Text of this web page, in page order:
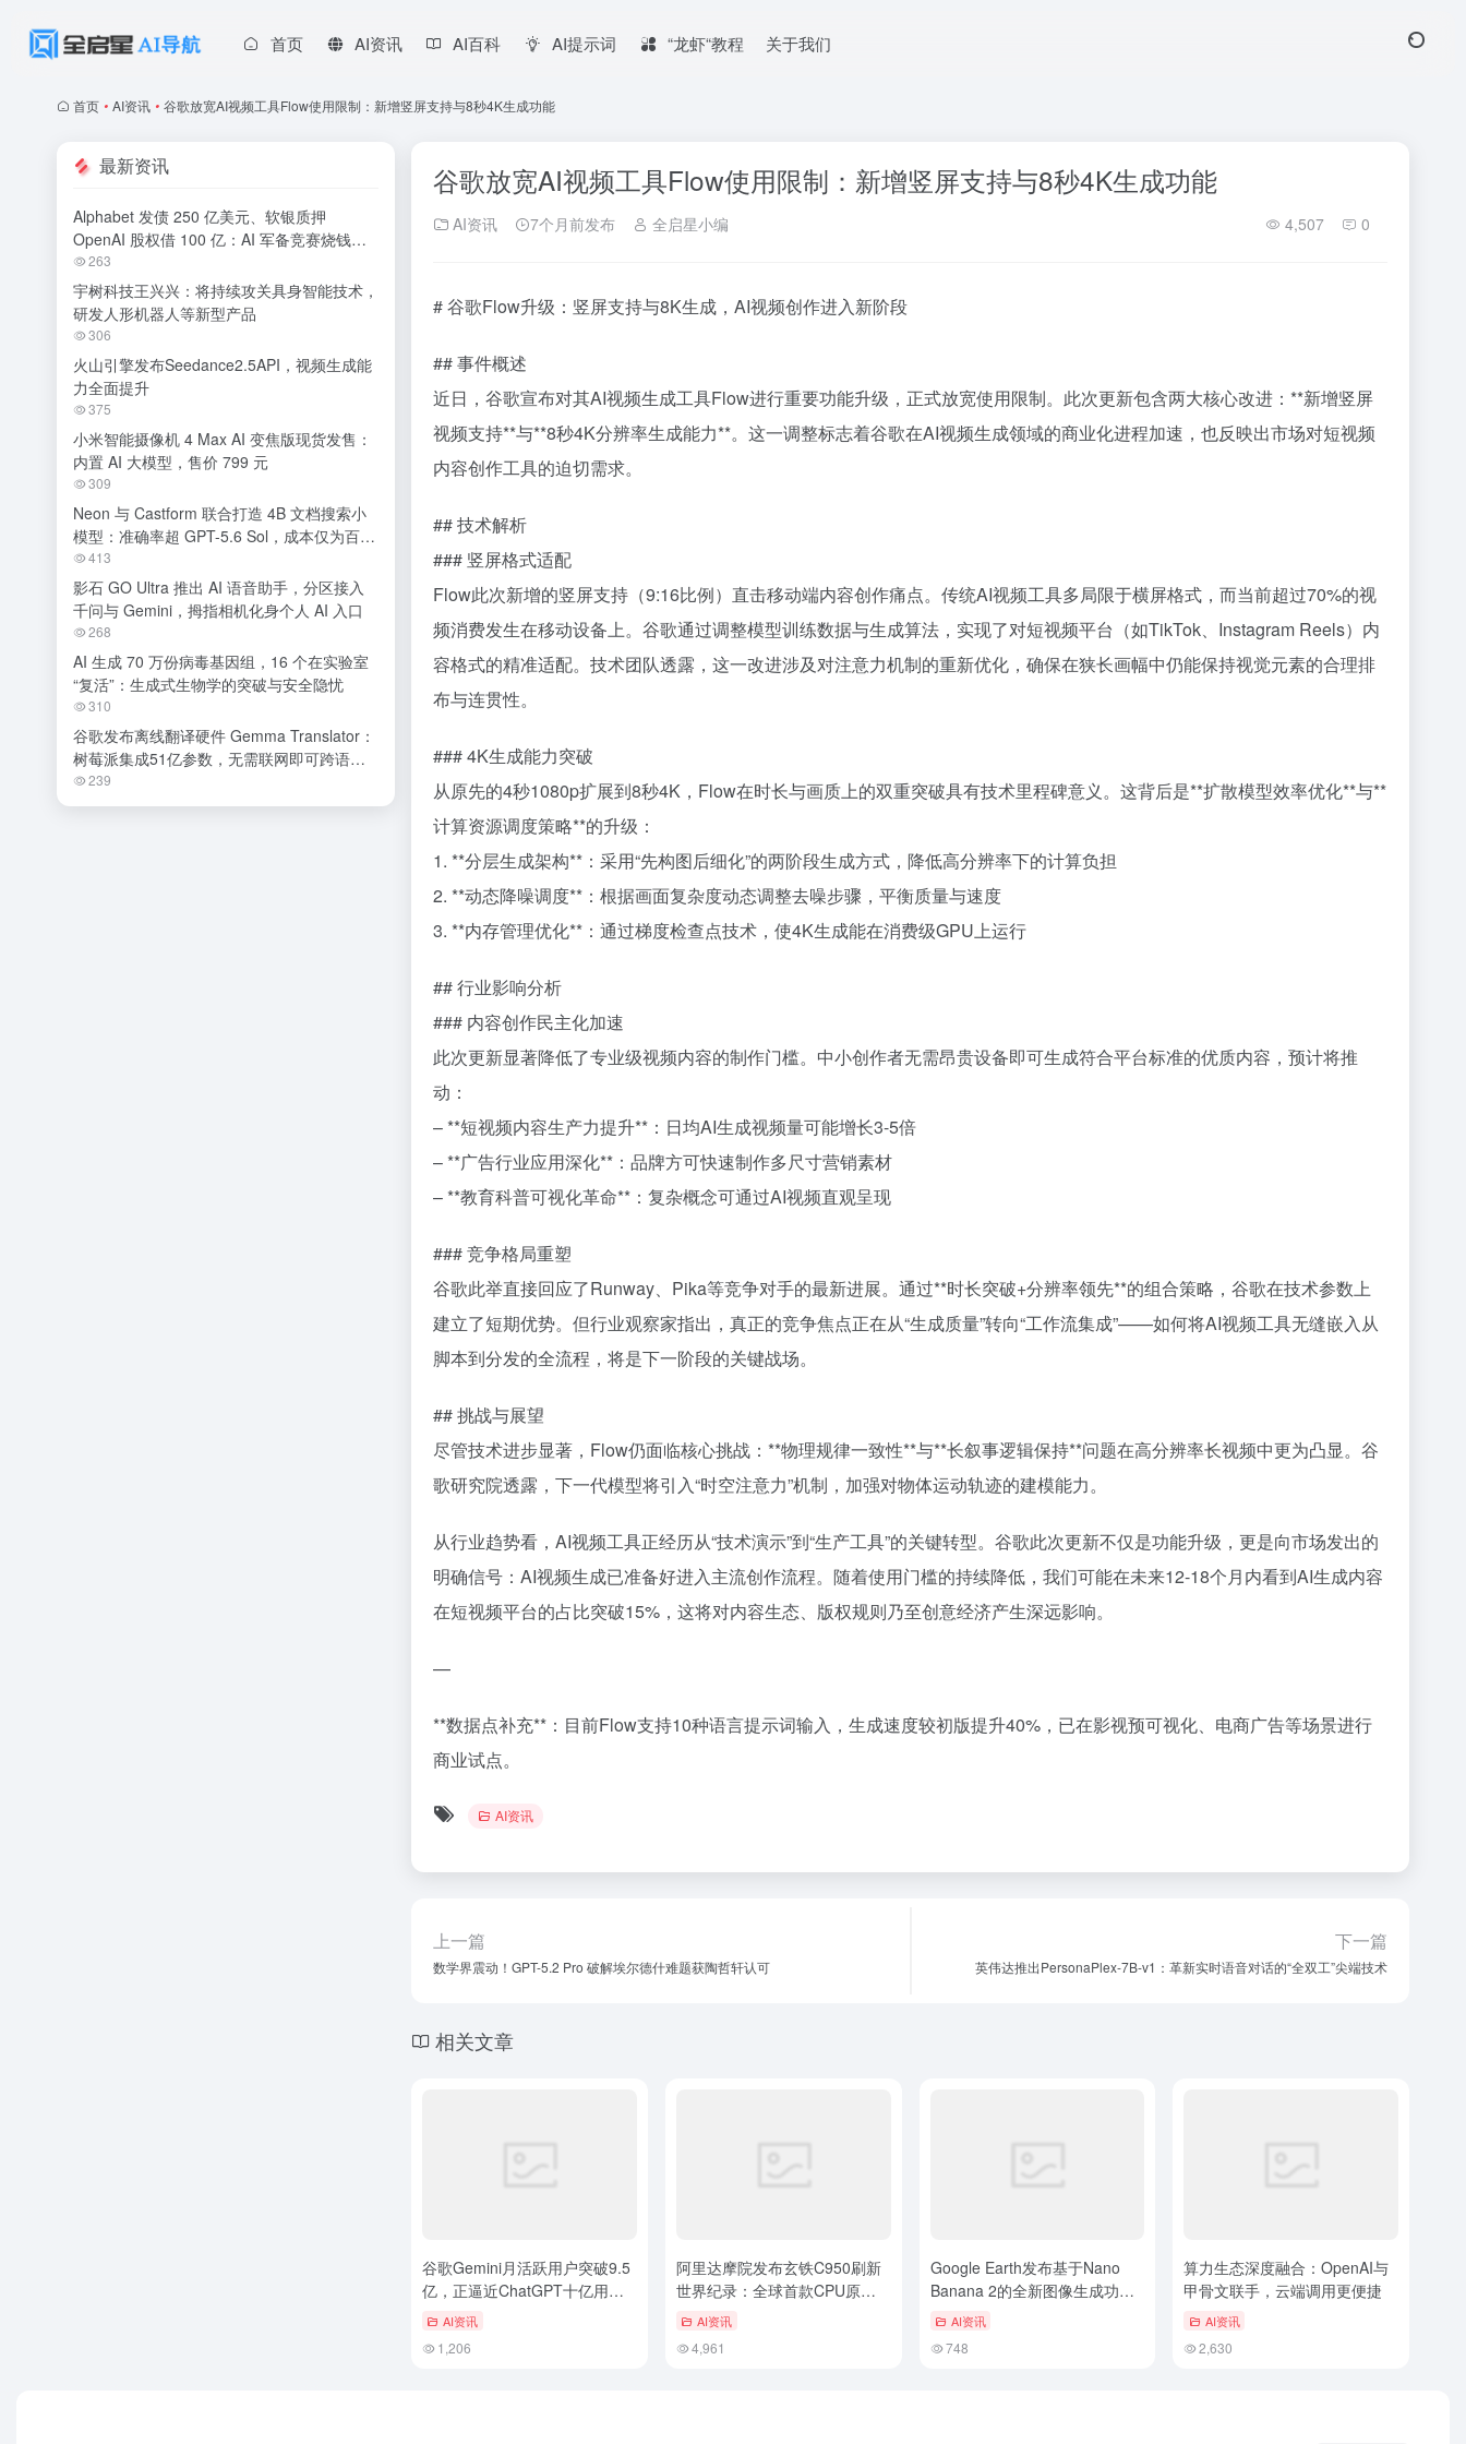
首页 AI资讯 AI百科 AI提示词 “龙虾“教程 关于我们
首页 • AI资讯 • 谷歌放宽AI视频工具Flow使用限制：新增竖屏支持与8秒4K生成功能
谷歌放宽AI视频工具Flow使用限制：新增竖屏支持与8秒4K生成功能
AI资讯 7个月前发布 全启星小编 4,507 0
# 谷歌Flow升级：竖屏支持与8K生成，AI视频创作进入新阶段
## 事件概述
近日，谷歌宣布对其AI视频生成工具Flow进行重要功能升级，正式放宽使用限制。此次更新包含两大核心改进：**新增竖屏
视频支持**与**8秒4K分辨率生成能力**。这一调整标志着谷歌在AI视频生成领域的商业化进程加速，也反映出市场对短视频
内容创作工具的迫切需求。
## 技术解析
### 竖屏格式适配
Flow此次新增的竖屏支持（9:16比例）直击移动端内容创作痛点。传统AI视频工具多局限于横屏格式，而当前超过70%的视
频消费发生在移动设备上。谷歌通过调整模型训练数据与生成算法，实现了对短视频平台（如TikTok、Instagram Reels）内
容格式的精准适配。技术团队透露，这一改进涉及对注意力机制的重新优化，确保在狭长画幅中仍能保持视觉元素的合理排
布与连贯性。
### 4K生成能力突破
从原先的4秒1080p扩展到8秒4K，Flow在时长与画质上的双重突破具有技术里程碑意义。这背后是**扩散模型效率优化**与**
计算资源调度策略**的升级：
1. **分层生成架构**：采用“先构图后细化”的两阶段生成方式，降低高分辨率下的计算负担
2. **动态降噪调度**：根据画面复杂度动态调整去噪步骤，平衡质量与速度
3. **内存管理优化**：通过梯度检查点技术，使4K生成能在消费级GPU上运行
## 行业影响分析
### 内容创作民主化加速
此次更新显著降低了专业级视频内容的制作门槛。中小创作者无需昂贵设备即可生成符合平台标准的优质内容，预计将推
动：
– **短视频内容生产力提升**：日均AI生成视频量可能增长3-5倍
– **广告行业应用深化**：品牌方可快速制作多尺寸营销素材
– **教育科普可视化革命**：复杂概念可通过AI视频直观呈现
### 竞争格局重塑
谷歌此举直接回应了Runway、Pika等竞争对手的最新进展。通过**时长突破+分辨率领先**的组合策略，谷歌在技术参数上
建立了短期优势。但行业观察家指出，真正的竞争焦点正在从“生成质量”转向“工作流集成”——如何将AI视频工具无缝嵌入从
脚本到分发的全流程，将是下一阶段的关键战场。
## 挑战与展望
尽管技术进步显著，Flow仍面临核心挑战：**物理规律一致性**与**长叙事逻辑保持**问题在高分辨率长视频中更为凸显。谷
歌研究院透露，下一代模型将引入“时空注意力”机制，加强对物体运动轨迹的建模能力。
从行业趋势看，AI视频工具正经历从“技术演示”到“生产工具”的关键转型。谷歌此次更新不仅是功能升级，更是向市场发出的
明确信号：AI视频生成已准备好进入主流创作流程。随着使用门槛的持续降低，我们可能在未来12-18个月内看到AI生成内容
在短视频平台的占比突破15%，这将对内容生态、版权规则乃至创意经济产生深远影响。
—
**数据点补充**：目前Flow支持10种语言提示词输入，生成速度较初版提升40%，已在影视预可视化、电商广告等场景进行
商业试点。
AI资讯
上一篇
数学界震动！GPT-5.2 Pro 破解埃尔德什难题获陶哲轩认可
下一篇
英伟达推出PersonaPlex-7B-v1：革新实时语音对话的“全双工”尖端技术
相关文章
谷歌Gemini月活跃用户突破9.5
亿，正逼近ChatGPT十亿用户
里程碑
AI资讯
1,206
阿里达摩院发布玄铁C950刷新
世界纪录：全球首款CPU原生
支持千亿级大模型
AI资讯
4,961
Google Earth发布基于Nano
Banana 2的全新图像生成功
能，一键生成逼真AI场景与历史
AI资讯
748
算力生态深度融合：OpenAI与
甲骨文联手，云端调用更便捷
AI资讯
2,630
最新资讯
Alphabet 发债 250 亿美元、软银质押
OpenAI 股权借 100 亿：AI 军备竞赛烧钱无
休止
263
宇树科技王兴兴：将持续攻关具身智能技术，
研发人形机器人等新型产品
306
火山引擎发布Seedance2.5API，视频生成能
力全面提升
375
小米智能摄像机 4 Max AI 变焦版现货发售：
内置 AI 大模型，售价 799 元
309
Neon 与 Castform 联合打造 4B 文档搜索小
模型：准确率超 GPT-5.6 Sol，成本仅为百分
之一413
影石 GO Ultra 推出 AI 语音助手，分区接入
千问与 Gemini，拇指相机化身个人 AI 入口
268
AI 生成 70 万份病毒基因组，16 个在实验室
“复活”：生成式生物学的突破与安全隐忧
310
谷歌发布离线翻译硬件 Gemma Translator：
树莓派集成51亿参数，无需联网即可跨语种
交流
239